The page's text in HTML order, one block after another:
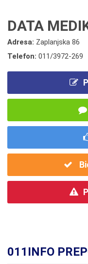
DATA
Adresa: Zaplanjska 86
Telefon: 011/3972-269
011INFO